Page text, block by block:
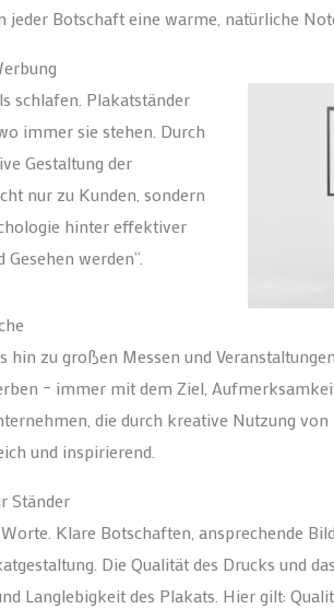
Botschaft eine warme, natürliche
schlafen. Plakatständer
immer sie stehen. Durch
Gestaltung der
nur zu Kunden, sondern
hinter effektiver
werden“.
hin zu großen Messen und
– immer mit dem Ziel,
die durch kreative Nutzung
und inspirierend.
Ständer
Klare Botschaften, ansprechende
Die Qualität des Drucks und
Langlebigkeit des Plakats. Hier gilt: